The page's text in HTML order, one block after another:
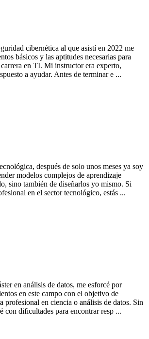
cibernética al que asistí en 2022 me
básicos y las aptitudes necesarias para
en TI. Mi instructor era experto,
a ayudar. Antes de terminar e ...
después de solo unos meses ya soy
modelos complejos de aprendizaje
sino también de diseñarlos yo mismo. Si
en el sector tecnológico, estás ...
en análisis de datos, me esforcé por
en este campo con el objetivo de
profesional en ciencia o análisis de datos. Sin
con dificultades para encontrar resp ...